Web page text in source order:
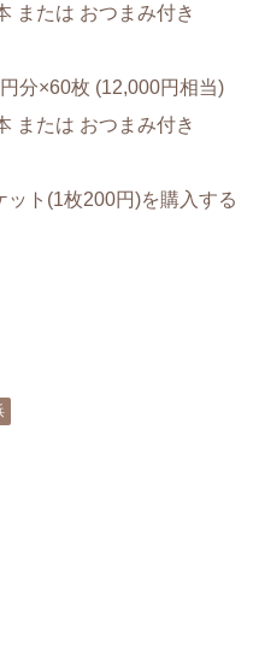
または おつまみ付き
分×60枚 (12,000円相当)
または おつまみ付き
ト(1枚200円)を購入する